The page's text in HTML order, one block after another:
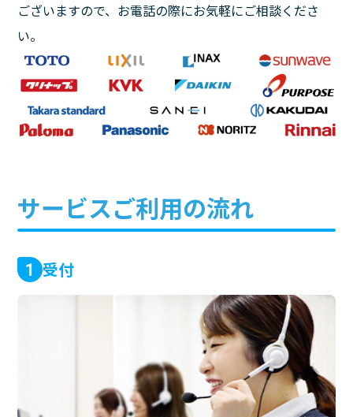
ございますので、お電話の際にお気軽にご相談くださ
い。
サービスご利用の流れ
1 受付